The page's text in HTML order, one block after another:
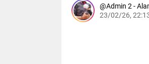
Admin 2 -
23/02/26,